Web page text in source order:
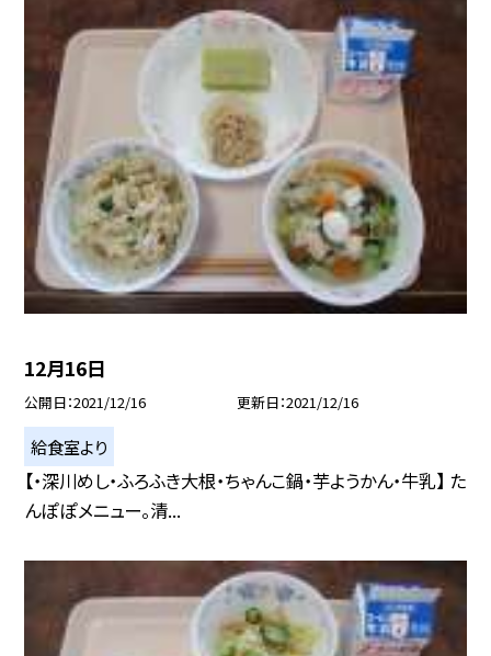
12月16日
公開日 2021/12/16 更新日 2021/12/16
給食室より
【・深川めし・ふろふき大根・ちゃんこ鍋・芋ようかん・牛乳】 た
んぽぽメニュー。清...